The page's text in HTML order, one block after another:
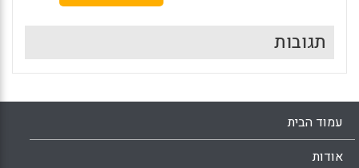
תגובות
עמוד הבית
אודות